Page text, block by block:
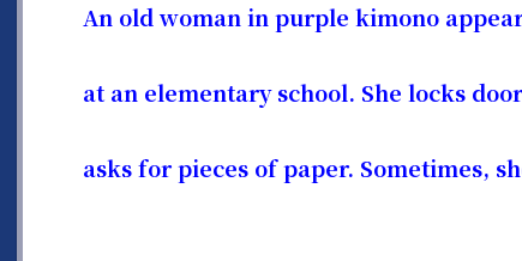
An old woman in purple kimono
at an elementary school. She locks
asks for pieces of paper. Sometimes,